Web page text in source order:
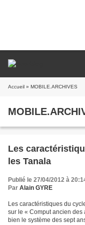
Accueil » MOBILE.ARCHIVES
Les
les Tanala
Publié le 27/04/2012 à
Par Alain GYRE
Les caractéristiques du
sur le « Comput ancien des
bien le système des sept